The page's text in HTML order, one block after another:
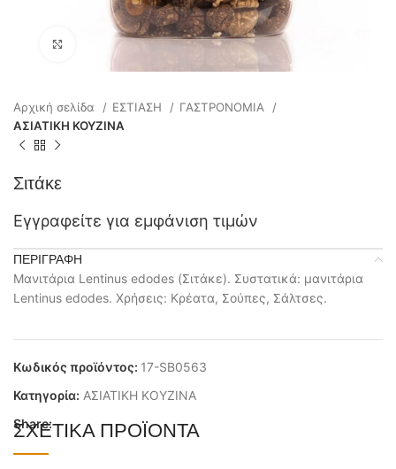
Click to enlarge
Αρχική σελίδα ΕΣΤΙΑΣΗ
ΓΑΣΤΡΟΝΟΜΙΑ
ΑΣΙΑΤΙΚΗ ΚΟΥΖΙΝΑ
Σιτάκε
Εγγραφείτε για εμφάνιση τιμών
ΠΕΡΙΓΡΑΦΉ
Μανιτάρια Lentinus edodes (Σιτάκε). Συστατικά: μανιτάρια
Lentinus edodes. Χρήσεις: Κρέατα, Σούπες, Σάλτσες.
Κωδικός προϊόντος: 17-SB0563
Κατηγορία: ΑΣΙΑΤΙΚΗ ΚΟΥΖΙΝΑ
Share:
ΣΧΕΤΙΚΆ ΠΡΟΪΌΝΤΑ